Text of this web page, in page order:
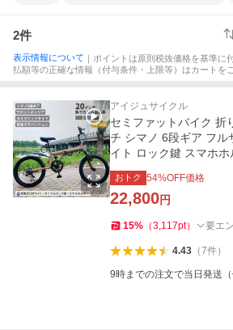
2件
表示情報について ｜ポイントは原則税抜価格を基準に
払額等の正確な情報（付与条件・上限等）はカートを
アイジュサイクル
セミファットバイク 折
チ シマノ 6段ギア フル
イト ロック鍵 スマホホ
レゼント [EB200]
おトク 54%OFF価格
22,800円
15% （3,117pt） 要エ
4.43（7件）
9時までの注文で当日発送（